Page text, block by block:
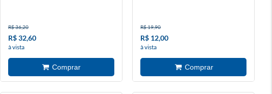
R$ 36,20
R$ 32,60
à vista
R$ 19,90
R$ 12,00
à vista